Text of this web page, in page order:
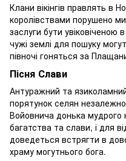
Клани вікінгів правлять в
королівствами порушено
заслуги бути увіковіченою
чужі землі для пошуку
півночі гоняться за
Пісня Слави
Антуражний та
порятунок селян
Войовнича донька мудрого
багатства та слави, і для
доведеться встрягти в
храму могутнього бога.